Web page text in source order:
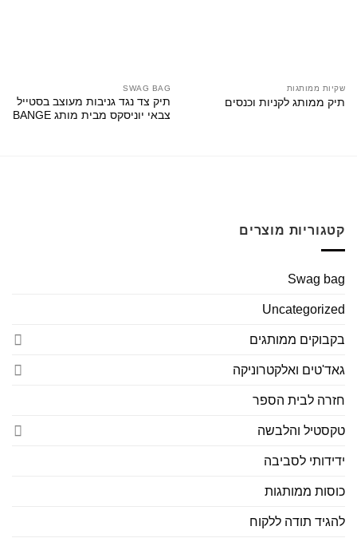
שקיות ממותגות
תיק ממותג לקניות וכנסים
SWAG BAG
תיק צד נגד גניבות מעוצב בסטייל
צבאי יוניסקס מבית מותג BANGE
קטגוריות מוצרים
Swag bag
Uncategorized
בקבוקים ממותגים
גאד'טים ואלקטרוניקה
חזרה לבית הספר
טקסטיל והלבשה
ידידותי לסביבה
כוסות ממותגות
להגיד תודה ללקוח